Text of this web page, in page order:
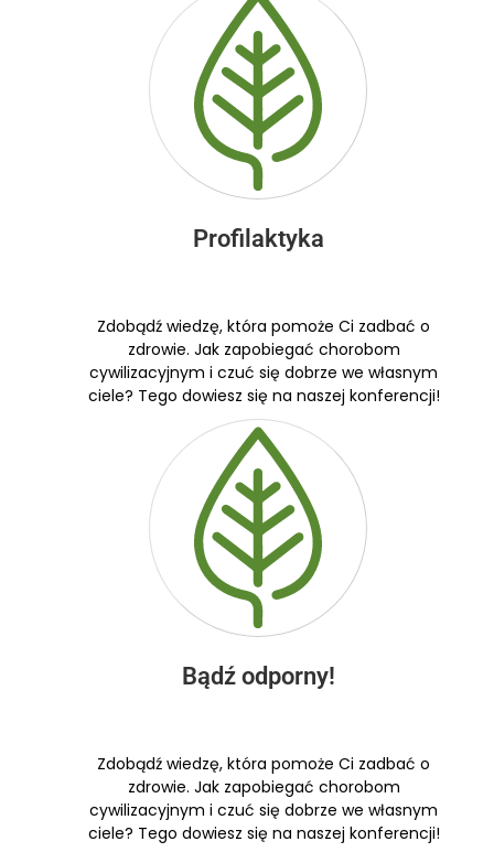
Profilaktyka
Zdobądź wiedzę, która pomoże Ci zadbać o
zdrowie. Jak zapobiegać chorobom
cywilizacyjnym i czuć się dobrze we własnym
ciele? Tego dowiesz się na naszej konferencji!
Bądź odporny!
Zdobądź wiedzę, która pomoże Ci zadbać o
zdrowie. Jak zapobiegać chorobom
cywilizacyjnym i czuć się dobrze we własnym
ciele? Tego dowiesz się na naszej konferencji!